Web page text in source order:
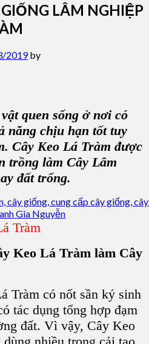
LÂM NGHIỆP
2019by
quen sống ở nơi có
năng chịu hạn tốt tuy
Cây Keo Lá Tràm được
trồng làm Cây Lâm
đất trống.
Tràm
Keo Lá Tràm làm Cây
Tràm có nốt sần ký sinh
tác dụng tổng hợp đạm
đất. Vì vậy, Cây Keo